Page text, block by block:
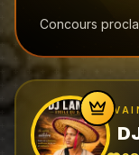
Concours